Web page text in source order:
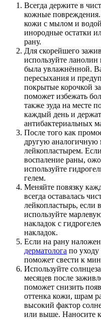
Всегда держите в
кожные
кожи с мылом и
инородные остатки
рану.
Для скорейшего
используйте ланолин
была увлажнённой.
пересыхания и
покрытые корочкой
поможет избежать
также зуда на месте
каждый день и
антибактериальных
После того как
другую аналогичную
лейкопластырем.
воспаление раны,
используйте
гелем.
Меняйте повязку
всегда оставалась
лейкопластырь, если
используйте
накладок с
накладок.
Если на рану
дерматолога по
поможет свести к
Используйте
месяцев после
поможет снизить
оттенка кожи, шрам
высокий фактор
или выше. Наносите